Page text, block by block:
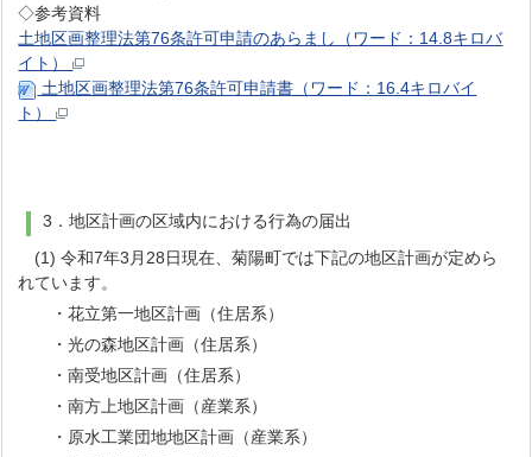
◇参考資料
土地区画整理法第76条許可申請のあらまし（ワード：14.8キロバ
イト）
土地区画整理法第76条許可申請書（ワード：16.4キロバイ
ト）
3．地区計画の区域内における行為の届出
(1) 令和7年3月28日現在、菊陽町では下記の地区計画が定めら
れています。
・花立第一地区計画（住居系）
・光の森地区計画（住居系）
・南受地区計画（住居系）
・南方上地区計画（産業系）
・原水工業団地地区計画（産業系）